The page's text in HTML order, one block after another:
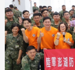
eBo
ok